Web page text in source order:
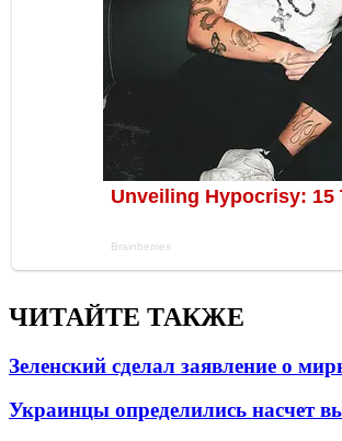
ЧИТАЙТЕ ТАКЖЕ
Зеленский сделал заявление о
Украинцы определились насчет